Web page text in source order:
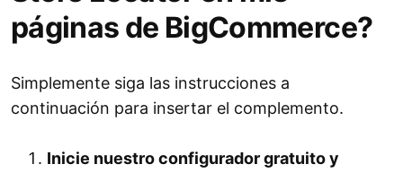
páginas de BigCommerce?
Simplemente siga las instrucciones a
continuación para insertar el complemento.
Inicie nuestro configurador gratuito y